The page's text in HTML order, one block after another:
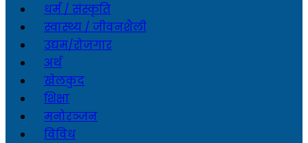
धर्म / संस्कृति
स्वास्थ्य / जीवनशैली
उद्यम/रोजगार
अर्थ
खेलकुद
शिक्षा
मनोरञ्जन
विविध